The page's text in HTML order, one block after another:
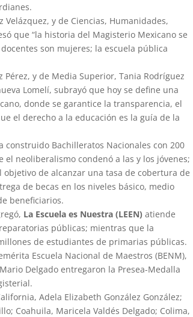
y de Ciencias, Humanidades,
que “la historia del Magisterio Mexicano se
son mujeres; la escuela pública
y de Media Superior, Tania Rodríguez
Lomelí, subrayó que hoy se define una
donde se garantice la transparencia, el
el derecho a la educación es la guía de la
construido Bachilleratos Nacionales con 200
neoliberalismo condenó a las y los jóvenes;
de alcanzar una tasa de cobertura de
de becas en los niveles básico, medio
beneficiarios.
La Escuela es Nuestra (LEEN) atiende
públicas; mientras que la
de estudiantes de primarias públicas.
Escuela Nacional de Maestros (BENM),
Delgado entregaron la Presea-Medalla
Adela Elizabeth González González;
Coahuila, Maricela Valdés Delgado; Colima,